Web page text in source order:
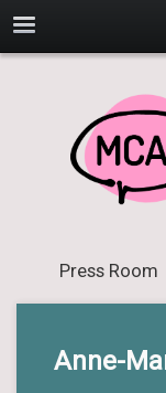
Press Room
Anne-